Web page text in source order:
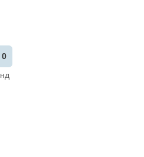
0